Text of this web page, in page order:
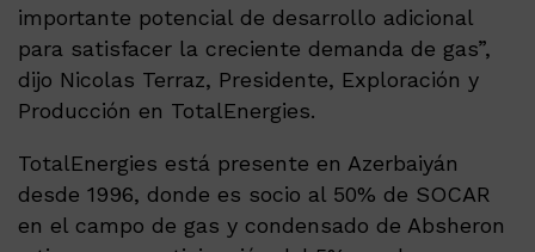
importante potencial de desarrollo adicional
para satisfacer la creciente demanda de gas”,
dijo Nicolas Terraz, Presidente, Exploración y
Producción en TotalEnergies.
TotalEnergies está presente en Azerbaiyán
desde 1996, donde es socio al 50% de SOCAR
en el campo de gas y condensado de Absheron